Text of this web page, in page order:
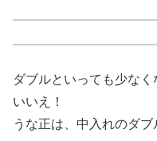
ダブルといっても少なく
いいえ！
うな正は、中入れのダブ